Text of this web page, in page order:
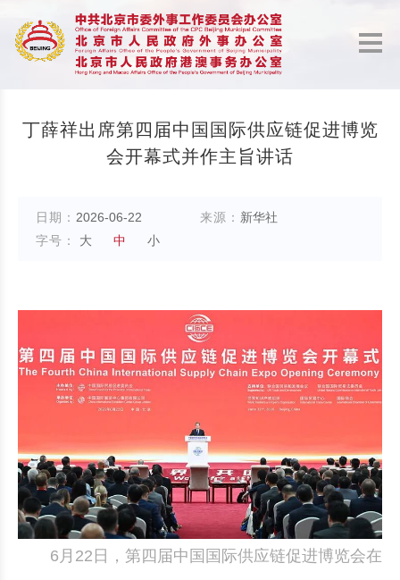
丁薛祥出席第四届中国国际供应链促进博览
会开幕式并作主旨讲话
日期： 2026-06-22 来源： 新华社
字号：
大 中 小
6月22日，第四届中国国际供应链促进博览会在